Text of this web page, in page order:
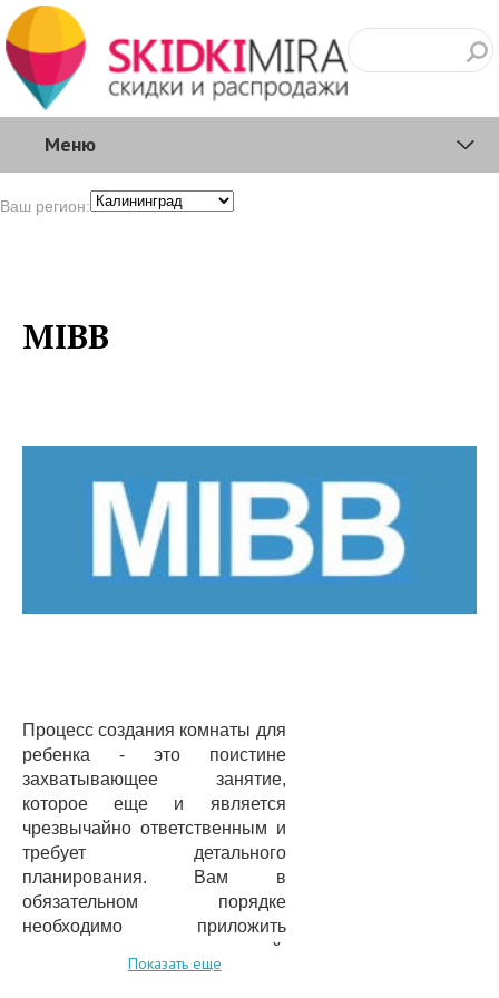
Меню
Ваш регион:
MIBB
Процесс создания комнаты для
ребенка - это поистине
захватывающее занятие,
которое еще и является
чрезвычайно ответственным и
требует детального
планирования. Вам в
обязательном порядке
необходимо приложить
гигантское количество усилий,
времени и внимания для того,
Показать еще